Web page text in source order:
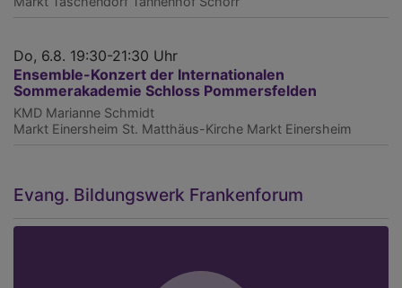
Do, 6.8. 19:30-21:30 Uhr
Ensemble-Konzert der Internationalen
Sommerakademie Schloss Pommersfelden
KMD Marianne Schmidt
Markt Einersheim St. Matthäus-Kirche Markt Einersheim
Evang. Bildungswerk Frankenforum